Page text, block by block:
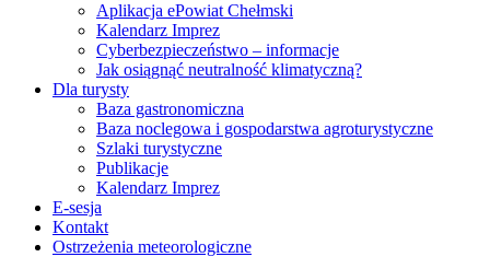
Aplikacja ePowiat Chełmski
Kalendarz Imprez
Cyberbezpieczeństwo – informacje
Jak osiągnąć neutralność klimatyczną?
Dla turysty
Baza gastronomiczna
Baza noclegowa i gospodarstwa agroturystyczne
Szlaki turystyczne
Publikacje
Kalendarz Imprez
E-sesja
Kontakt
Ostrzeżenia meteorologiczne